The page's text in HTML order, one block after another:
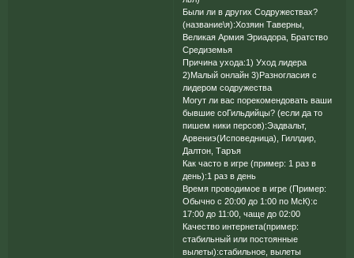
Были ли в других Содружествах?
(название\я):Хозяин Таверны,
Великая Армия Эриадора, Братство
Средиземья
Причина ухода:1) Уход лидера
2)Малый онлайн 3)Разногласия с
лидером содружества
Могут ли вас порекомендовать ваши
бывшие соГильдийцы? (если да то
пишем ники персов):Эадвальт,
Арвениэ(Исповедница), Гиллдир,
Далтон, Таръя
Как часто в игре (пример: 1 раз в
день):1 раз в день
Время проводимое в игре (Пример:
Обычно с 20:00 до 1:00 по МсК):с
17:00 до 11:00, чаще до 02:00
Качество интернета(пример:
стабильный или постоянные
вылеты):стабильное, вылеты